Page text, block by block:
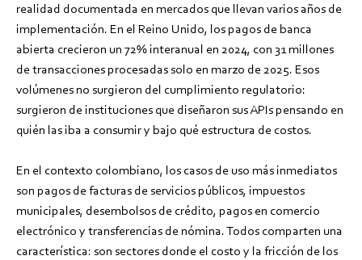
realidad documentada en mercados que llevan varios años de
implementación. En el Reino Unido, los pagos de banca
abierta crecieron un 72% interanual en 2024, con 31 millones
de transacciones procesadas solo en marzo de 2025. Esos
volúmenes no surgieron del cumplimiento regulatorio:
surgieron de instituciones que diseñaron sus APIs pensando en
quién las iba a consumir y bajo qué estructura de costos.
En el contexto colombiano, los casos de uso más inmediatos
son pagos de facturas de servicios públicos, impuestos
municipales, desembolsos de crédito, pagos en comercio
electrónico y transferencias de nómina. Todos comparten una
característica: son sectores donde el costo y la fricción de los